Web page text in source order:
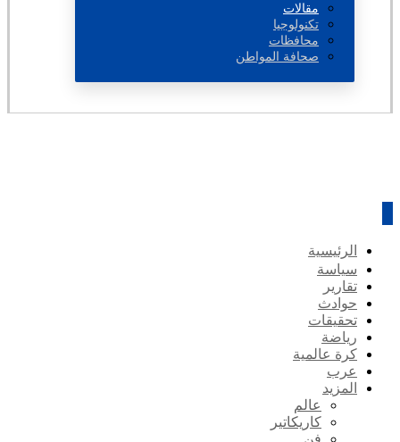
مقالات
تكنولوجيا
محافظات
صحافة المواطن
الرئيسية
سياسة
تقارير
حوادث
تحقيقات
رياضة
كرة عالمية
عرب
المزيد
عالم
كاريكاتير
فن